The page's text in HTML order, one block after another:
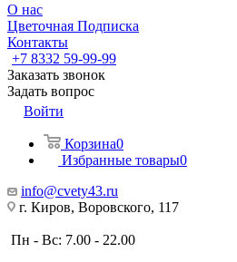
О нас
Цветочная Подписка
Контакты
+7 8332 59-99-99
Заказать звонок
Задать вопрос
Войти
Корзина0
Избранные товары0
info@cvety43.ru
г. Киров, Воровского, 117
Пн - Вс: 7.00 - 22.00